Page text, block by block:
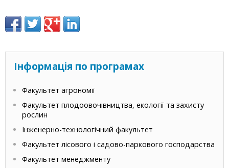
Інформація по програмах
Факультет агрономії
Факультет плодоовочівництва, екології та захисту
рослин
Інженерно-технологічний факультет
Факультет лісового і садово-паркового господарства
Факультет менеджменту